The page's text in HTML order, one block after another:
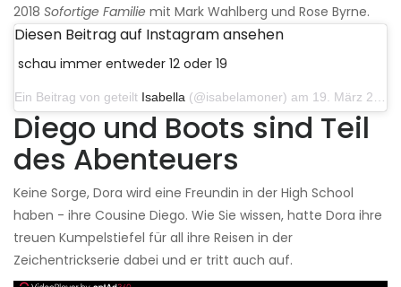
2018 Sofortige Familie mit Mark Wahlberg und Rose Byrne.
Diesen Beitrag auf Instagram ansehen
schau immer entweder 12 oder 19
Ein Beitrag von geteilt Isabella (@isabelamoner) am 19. März 2019 um 15:31 Uhr PDT
Diego und Boots sind Teil
des Abenteuers
Keine Sorge, Dora wird eine Freundin in der High School
haben - ihre Cousine Diego. Wie Sie wissen, hatte Dora ihre
treuen Kumpelstiefel für all ihre Reisen in der
Zeichentrickserie dabei und er tritt auch auf.